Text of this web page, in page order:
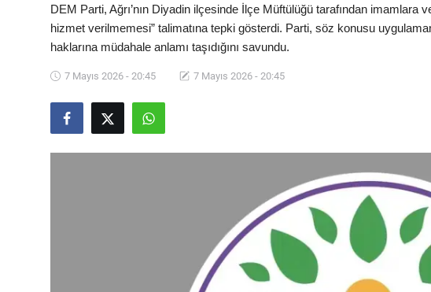
Makaleler
DEM Parti, Ağrı’nın Diyadin ilçesinde İlçe Müftülüğü tarafından imamlara
hizmet verilmemesi” talimatına tepki gösterdi. Parti, söz konusu
haklarına müdahale anlamı taşıdığını savundu.
7 Mayıs 2026 - 20:45 7 Mayıs 2026 - 20:45